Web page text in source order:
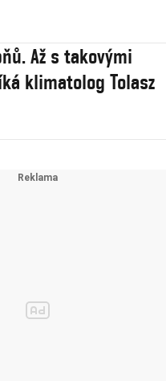
Až s takovými
klimatolog Tolasz